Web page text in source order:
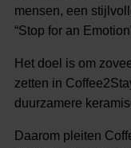
mensen, een
“Stop for an
Het doel is om
zetten in
duurzamere
Daarom pleiten